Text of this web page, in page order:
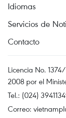
Idiomas
Servicios de
Contacto
Licencia No.
2008 por el
Tel.: (024)
Correo: